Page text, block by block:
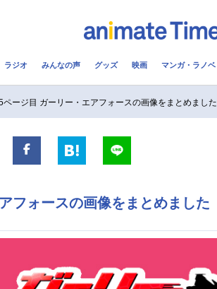
実写化映画一覧
男性声優/女性声優一覧
FOLLOW US
ラジオ みんなの声 グッズ 映画 マンガ・ラノベ
ページ目 ガーリー・エアフォースの画像をまとめました
フォースの画像をまとめました